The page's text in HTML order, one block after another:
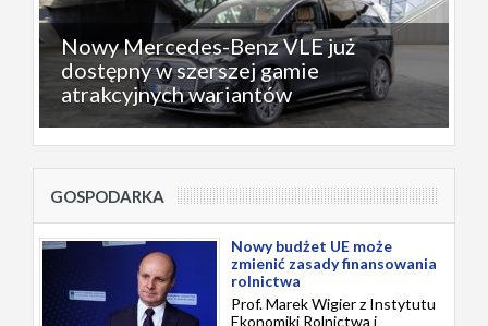
Nowy Mercedes-Benz VLE już
dostępny w szerszej gamie
atrakcyjnych wariantów
GOSPODARKA
Nowy budżet UE może
zmienić zasady finansowania
rolnictwa
Prof. Marek Wigier z Instytutu
Ekonomiki Rolnictwa i